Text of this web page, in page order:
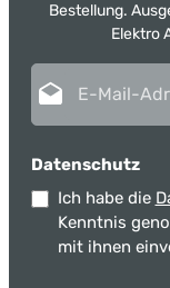
Bestellung.
Elektro
Datenschutz
Ich habe die
Kenntnis
mit ihnen